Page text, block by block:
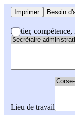
Imprimer Besoin
Métier,
Lieu de travail